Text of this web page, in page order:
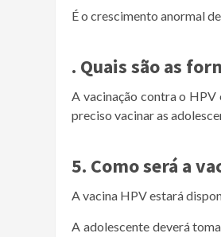
É o crescimento anormal
. Quais são as
A vacinação contra o HPV
preciso vacinar as
5. Como será a
A vacina HPV estará
A adolescente deverá